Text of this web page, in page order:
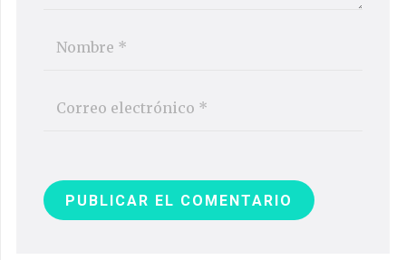
PUBLICAR EL COMENTARIO